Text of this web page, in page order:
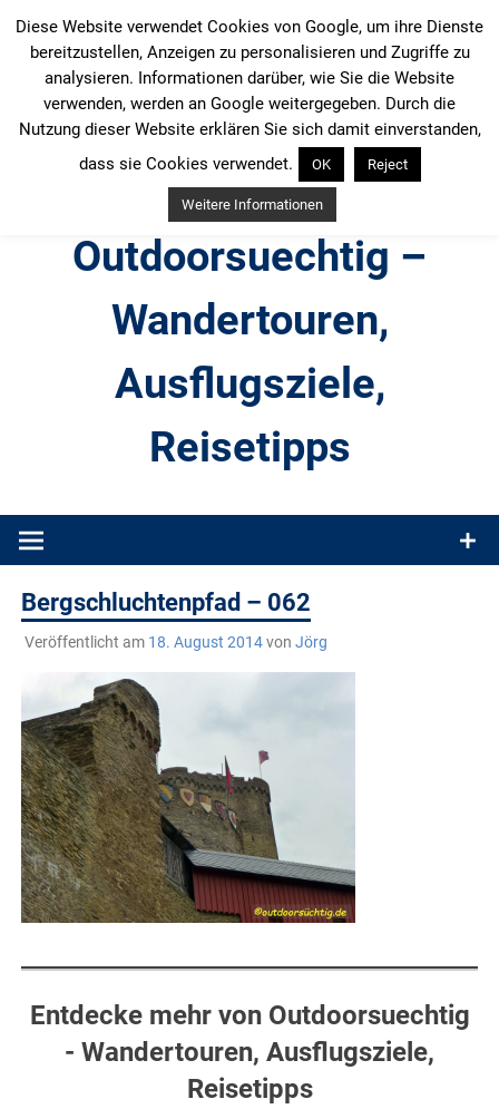
Inhalt
springen
Outdoorsuechtig –
Wandertouren,
Ausflugsziele,
Reisetipps
Produkttests und Buchrezensionen. Ein Blog für alle, die gern
Bergschluchtenpfad – 062
Veröffentlicht am 18. August 2014von Jörg
Entdecke mehr von Outdoorsuechtig
- Wandertouren, Ausflugsziele,
Reisetipps
Diese Website verwendet Cookies von Google, um ihre Dienste
bereitzustellen, Anzeigen zu personalisieren und Zugriffe zu
analysieren. Informationen darüber, wie Sie die Website
verwenden, werden an Google weitergegeben. Durch die
Nutzung dieser Website erklären Sie sich damit einverstanden,
dass sie Cookies verwendet.
OK Reject
Weitere Informationen